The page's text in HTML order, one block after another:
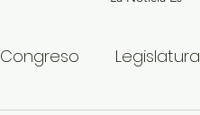
Congreso Legislatura